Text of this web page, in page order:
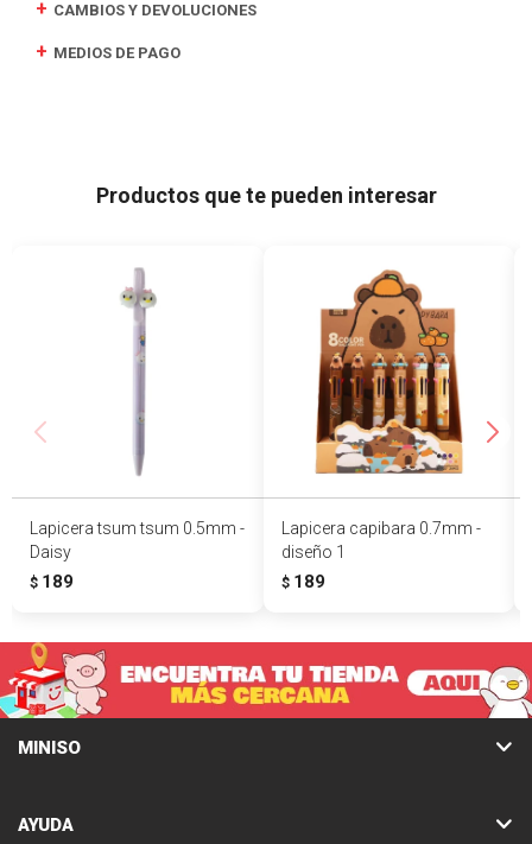
CAMBIOS Y DEVOLUCIONES
MEDIOS DE PAGO
Productos que te pueden interesar
Lapicera tsum tsum 0.5mm -
Daisy
$ 189
Lapicera capibara 0.7mm -
diseño 1
$ 189
MINISO
AYUDA